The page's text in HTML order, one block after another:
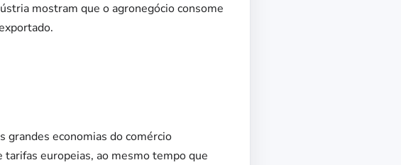
mostram que o agronegócio consome
grandes economias do comércio
europeias, ao mesmo tempo que